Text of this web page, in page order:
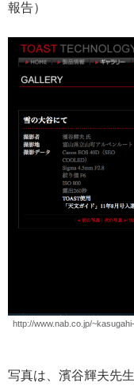
報告）
http://www.nab.co.jp/
写真は、濱谷輝夫先